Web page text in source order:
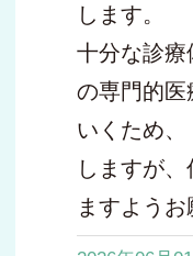
します。
十分な診療
の専門的医
いくため、
しますが
ますようお